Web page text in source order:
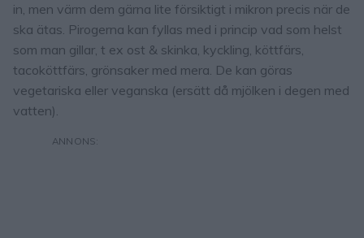
in, men värm dem gärna lite försiktigt i mikron precis när de
ska ätas. Pirogerna kan fyllas med i princip vad som helst
som man gillar, t ex ost & skinka, kyckling, köttfärs,
tacoköttfärs, grönsaker med mera. De kan göras
vegetariska eller veganska (ersätt då mjölken i degen med
vatten).